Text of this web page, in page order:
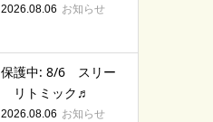
2026.08.06 お知らせ
保護中: 8/6 スリー
リトミック♬
2026.08.06 お知らせ